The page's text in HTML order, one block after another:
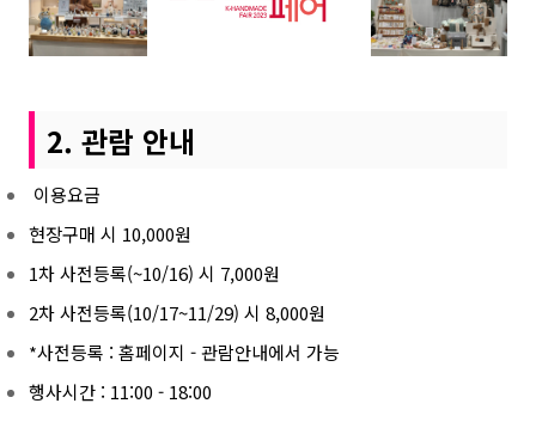
2. 관람 안내
이용요금
현장구매 시 10,000원
1차 사전등록(~10/16) 시 7,000원
2차 사전등록(10/17~11/29) 시 8,000원
*사전등록 : 홈페이지 - 관람안내에서 가능
행사시간 : 11:00 - 18:00